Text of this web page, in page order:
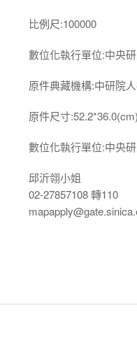
比例尺:100000
數位化執行單位:中央
原件典藏機構:中研院
原件尺寸:52.2*36.0(cm)
數位化執行單位:中央
邱沂翎小姐
02-27857108 轉110